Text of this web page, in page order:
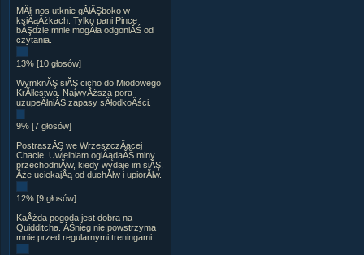
MĂłj nos utknie gÂłĂŞboko w
ksiÂąÂżkach. Tylko pani Pince
bĂŞdzie mnie mogÂła odgoniĂŚ od
czytania.
13% [10 głosów]
WymknĂŞ siĂŞ cicho do Miodowego
KrĂłlestwa. NajwyÂższa pora
uzupeÂłniĂŚ zapasy sÂłodkoÂści.
9% [7 głosów]
PostraszĂŞ we WrzeszczÂącej
Chacie. Uwielbiam oglÂądaĂŚ miny
przechodniĂłw, kiedy wydaje im siĂŞ,
Âże uciekajÂą od duchĂłw i upiorĂłw.
12% [9 głosów]
KaÂżda pogoda jest dobra na
Quidditcha. ÂŚnieg nie powstrzyma
mnie przed regularnymi treningami.